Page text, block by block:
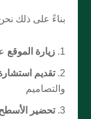
بناءً على ذلك
زيارة الموقع
تقديم
والتصاميم
تحضير